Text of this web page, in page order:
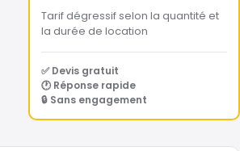
Tarif dégressif selon la quantité et
la durée de location
✅ Devis gratuit
🕐 Réponse rapide
🔒 Sans engagement